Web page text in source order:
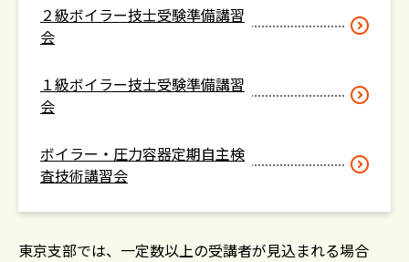
２級ボイラー技士受験準備講習
会
１級ボイラー技士受験準備講習
会
ボイラー・圧力容器定期自主検
査技術講習会
東京支部では、一定数以上の受講者が見込まれる場合